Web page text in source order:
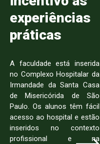
experiências
práticas
A faculdade está inserida
no Complexo Hospitalar da
Irmandade da Santa Casa
de Misericórida de São
Paulo. Os alunos têm fácil
acesso ao hospital e estão
inseridos no contexto
profissional e na